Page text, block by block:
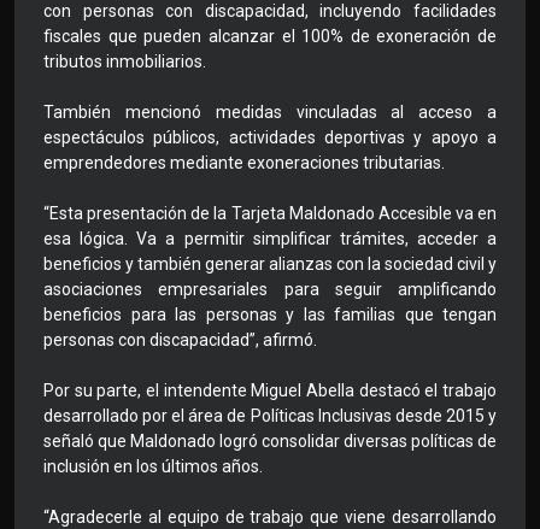
con personas con discapacidad, incluyendo facilidades
fiscales que pueden alcanzar el 100% de exoneración de
tributos inmobiliarios.
También mencionó medidas vinculadas al acceso a
espectáculos públicos, actividades deportivas y apoyo a
emprendedores mediante exoneraciones tributarias.
“Esta presentación de la Tarjeta Maldonado Accesible va en
esa lógica. Va a permitir simplificar trámites, acceder a
beneficios y también generar alianzas con la sociedad civil y
asociaciones empresariales para seguir amplificando
beneficios para las personas y las familias que tengan
personas con discapacidad”, afirmó.
Por su parte, el intendente Miguel Abella destacó el trabajo
desarrollado por el área de Políticas Inclusivas desde 2015 y
señaló que Maldonado logró consolidar diversas políticas de
inclusión en los últimos años.
“Agradecerle al equipo de trabajo que viene desarrollando